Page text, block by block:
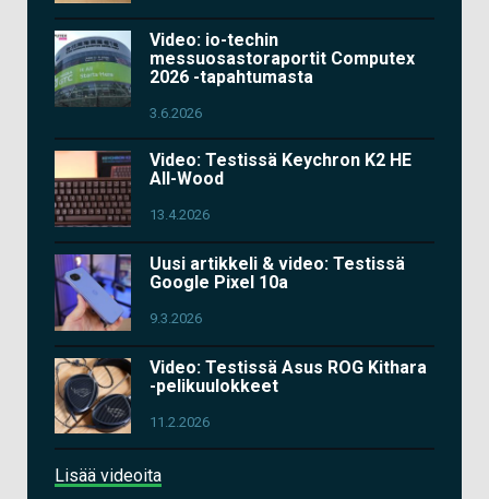
Video: io-techin
messuosastoraportit Computex
2026 -tapahtumasta
3.6.2026
Video: Testissä Keychron K2 HE
All-Wood
13.4.2026
Uusi artikkeli & video: Testissä
Google Pixel 10a
9.3.2026
Video: Testissä Asus ROG Kithara
-pelikuulokkeet
11.2.2026
Lisää videoita